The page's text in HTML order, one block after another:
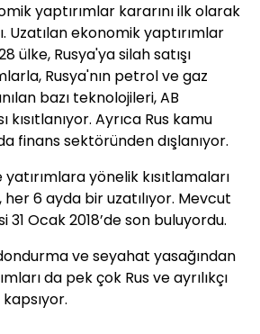
yaptırımlar kararını ilk olarak
Uzatılan ekonomik yaptırımlar
ülke, Rusya'ya silah satışı
Rusya'nın petrol ve gaz
bazı teknolojileri, AB
Ayrıca Rus kamu
finans sektöründen dışlanıyor.
yönelik kısıtlamaları
6 ayda bir uzatılıyor. Mevcut
31 Ocak 2018’de son buluyordu.
ve seyahat yasağından
da pek çok Rus ve ayrılıkçı